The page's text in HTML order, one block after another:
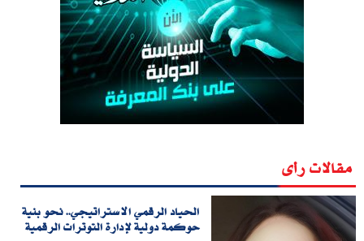
مقالات رأى
الحياد الرقمي الاستراتيجي.. نحو بنية
حوكمة دولية لإدارة التوترات الرقمية